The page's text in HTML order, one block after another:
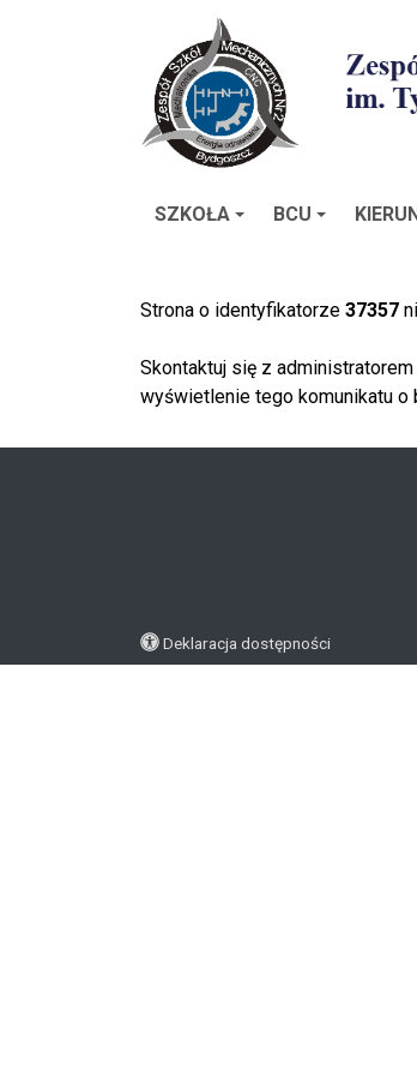
SZKOŁA BCU
Strona o identyfikatorze 37357
Skontaktuj się z
wyświetlenie tego komunikatu o
Deklaracja dostępności